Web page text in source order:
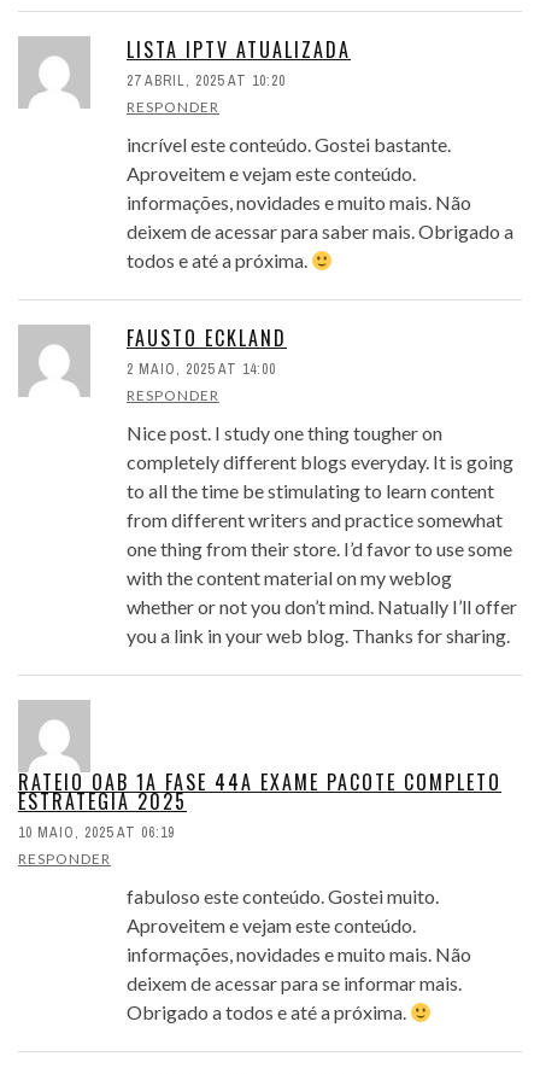
LISTA IPTV ATUALIZADA
27 ABRIL, 2025 AT 10:20
RESPONDER
incrível este conteúdo. Gostei bastante.
Aproveitem e vejam este conteúdo.
informações, novidades e muito mais. Não
deixem de acessar para saber mais. Obrigado a
todos e até a próxima.
FAUSTO ECKLAND
2 MAIO, 2025 AT 14:00
RESPONDER
Nice post. I study one thing tougher on
completely different blogs everyday. It is going
to all the time be stimulating to learn content
from different writers and practice somewhat
one thing from their store. I’d favor to use some
with the content material on my weblog
whether or not you don’t mind. Natually I’ll offer
you a link in your web blog. Thanks for sharing.
RATEIO OAB 1A FASE 44A EXAME PACOTE COMPLETO
ESTRATEGIA 2025
10 MAIO, 2025 AT 06:19
RESPONDER
fabuloso este conteúdo. Gostei muito.
Aproveitem e vejam este conteúdo.
informações, novidades e muito mais. Não
deixem de acessar para se informar mais.
Obrigado a todos e até a próxima.